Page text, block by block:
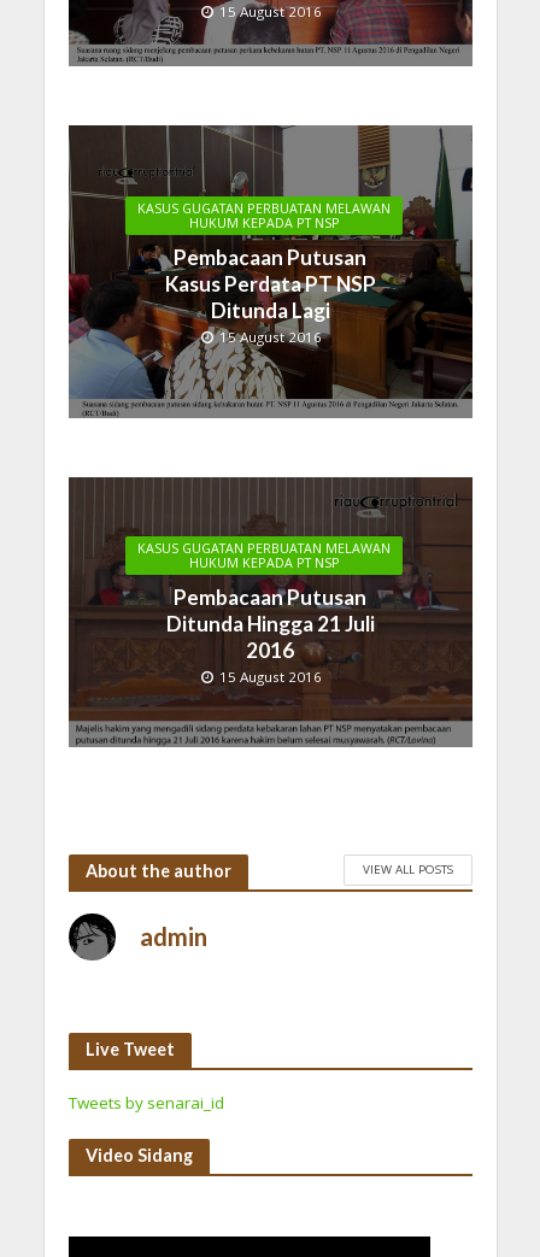
15 August 2016
KASUS GUGATAN PERBUATAN MELAWAN
HUKUM KEPADA PT NSP
Pembacaan Putusan
Kasus Perdata PT NSP
Ditunda Lagi
15 August 2016
KASUS GUGATAN PERBUATAN MELAWAN
HUKUM KEPADA PT NSP
Pembacaan Putusan
Ditunda Hingga 21 Juli
2016
15 August 2016
About the author VIEW ALL POSTS
admin
Live Tweet
Tweets by senarai_id
Video Sidang